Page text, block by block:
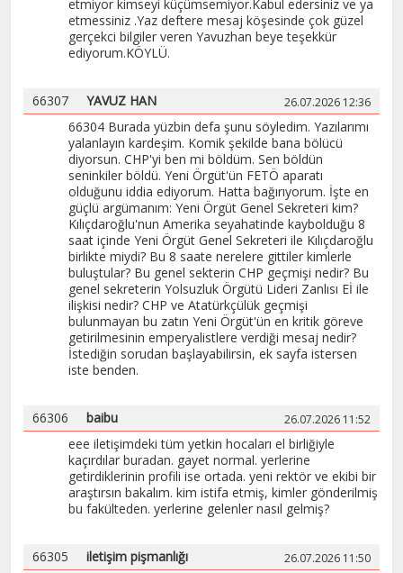
etmiyor kimseyi küçümsemiyor.Kabul edersiniz ve ya
etmessiniz .Yaz deftere mesaj köşesinde çok güzel
gerçekci bilgiler veren Yavuzhan beye teşekkür
ediyorum.KÖYLÜ.
66307 YAVUZ HAN 26.07.2026 12:36
66304 Burada yüzbin defa şunu söyledim. Yazılarımı
yalanlayın kardeşim. Komik şekilde bana bölücü
diyorsun. CHP'yi ben mi böldüm. Sen böldün
seninkiler böldü. Yeni Örgüt'ün FETÖ aparatı
olduğunu iddia ediyorum. Hatta bağırıyorum. İşte en
güçlü argümanım: Yeni Örgüt Genel Sekreteri kim?
Kılıçdaroğlu'nun Amerika seyahatinde kaybolduğu 8
saat içinde Yeni Örgüt Genel Sekreteri ile Kılıçdaroğlu
birlikte miydi? Bu 8 saate nerelere gittiler kimlerle
buluştular? Bu genel sekterin CHP geçmişi nedir? Bu
genel sekreterin Yolsuzluk Örgütü Lideri Zanlısı Eİ ile
ilişkisi nedir? CHP ve Atatürkçülük geçmişi
bulunmayan bu zatın Yeni Örgüt'ün en kritik göreve
getirilmesinin emperyalistlere verdiği mesaj nedir?
İstediğin sorudan başlayabilirsin, ek sayfa istersen
iste benden.
66306 baibu 26.07.2026 11:52
eee iletişimdeki tüm yetkin hocaları el birliğiyle
kaçırdılar buradan. gayet normal. yerlerine
getirdiklerinin profili ise ortada. yeni rektör ve ekibi bir
araştırsın bakalım. kim istifa etmiş, kimler gönderilmiş
bu fakülteden. yerlerine gelenler nasıl gelmiş?
66305 iletişim pişmanlığı 26.07.2026 11:50